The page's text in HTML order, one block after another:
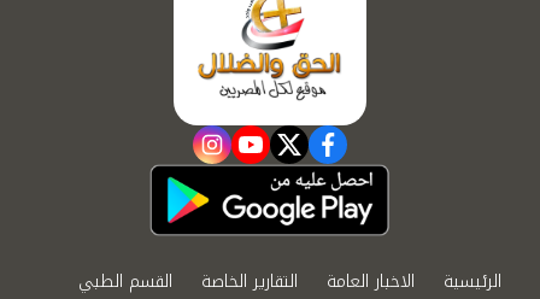
facebook
twitter
youtube
instagram
الرئيسية الاخبار العامة التقارير الخاصة
القسم الطبي